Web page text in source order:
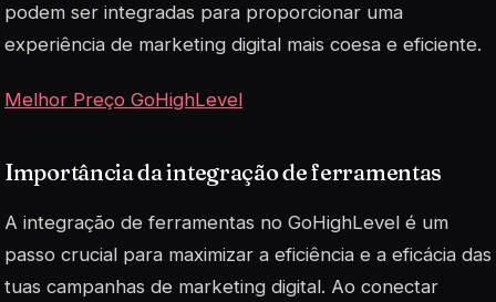
podem ser integradas para proporcionar uma
experiência de marketing digital mais coesa e eficiente.
Melhor Preço GoHighLevel
Importância da integração de ferramentas
A integração de ferramentas no GoHighLevel é um
passo crucial para maximizar a eficiência e a eficácia das
tuas campanhas de marketing digital. Ao conectar